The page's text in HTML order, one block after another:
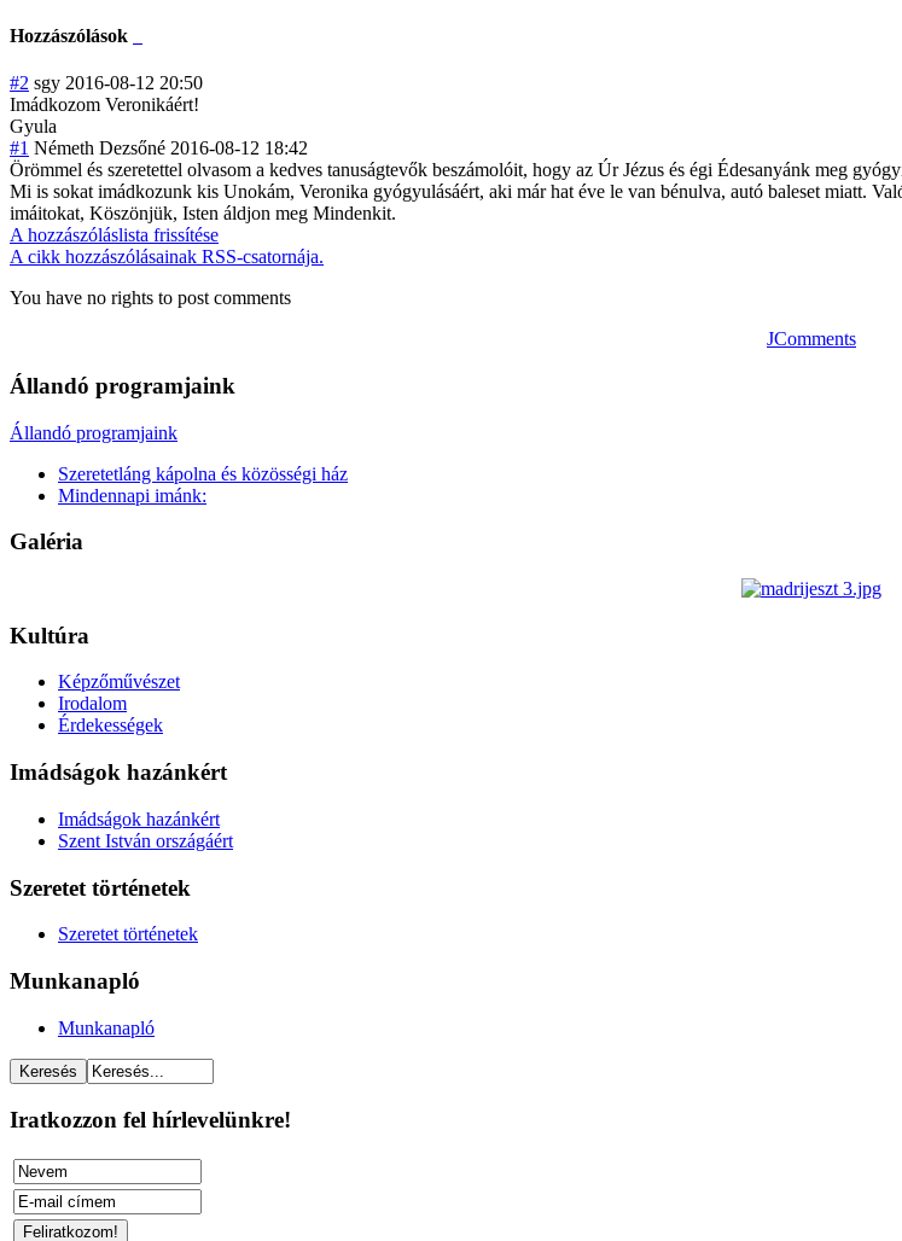
Hozzászólások
#2 sgy 2016-08-12 20:50
Imádkozom Veronikáért!
Gyula
#1 Németh Dezsőné 2016-08-12 18:42
Örömmel és szeretettel olvasom a kedves tanuságtevők beszámolóit, hogy az Úr Jézus és égi Édesanyánk meg
Mi is sokat imádkozunk kis Unokám, Veronika gyógyulásáért, aki már hat éve le van bénulva, autó baleset miatt.
imáitokat, Köszönjük, Isten áldjon meg Mindenkit.
A hozzászóláslista frissítése
A cikk hozzászólásainak RSS-csatornája.
You have no rights to post comments
JComments
Állandó programjaink
Állandó programjaink
Szeretetláng kápolna és közösségi ház
Mindennapi imánk:
Galéria
Kultúra
Képzőművészet
Irodalom
Érdekességek
Imádságok hazánkért
Imádságok hazánkért
Szent István országáért
Szeretet történetek
Szeretet történetek
Munkanapló
Munkanapló
Iratkozzon fel hírlevelünkre!